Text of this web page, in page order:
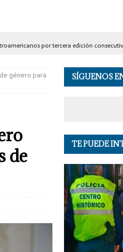
por tercera edición
rehabilitación de carretera de Santa
cocaína y detiene a seis personas en
exgobernador de Guerrero
500 pesos presuntamente falsos en
género para
de
SÍGUENOS
TE PUEDE